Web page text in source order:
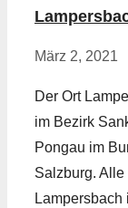
März 2, 2021
Der Ort
im Bezirk
Pongau im
Salzburg. Alle
Lampersbach